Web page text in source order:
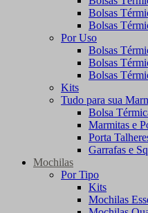
Bolsas
Bolsas
Por Uso
Bolsas
Bolsas
Bolsas
Kits
Tudo para sua
Bolsa
Marmitas e
Porta
Garrafas e
Mochilas
Por Tipo
Kits
Mochilas